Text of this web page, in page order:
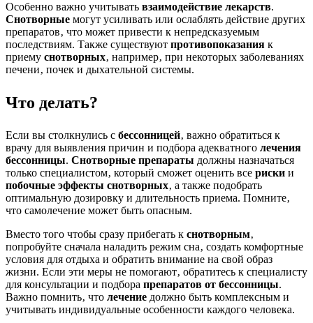
Особенно важно учитывать взаимодействие лекарств.
Снотворные могут усиливать или ослаблять действие других
препаратов‚ что может привести к непредсказуемым
последствиям. Также существуют противопоказания к
приему снотворных‚ например‚ при некоторых заболеваниях
печени‚ почек и дыхательной системы.
Что делать?
Если вы столкнулись с бессонницей‚ важно обратиться к
врачу для выявления причин и подбора адекватного лечения
бессонницы. Снотворные препараты должны назначаться
только специалистом‚ который сможет оценить все риски и
побочные эффекты снотворных‚ а также подобрать
оптимальную дозировку и длительность приема. Помните‚
что самолечение может быть опасным.
Вместо того чтобы сразу прибегать к снотворным‚
попробуйте сначала наладить режим сна‚ создать комфортные
условия для отдыха и обратить внимание на свой образ
жизни. Если эти меры не помогают‚ обратитесь к специалисту
для консультации и подбора препаратов от бессонницы.
Важно помнить‚ что лечение должно быть комплексным и
учитывать индивидуальные особенности каждого человека.